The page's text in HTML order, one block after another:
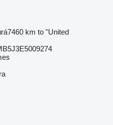
7460 km to "United